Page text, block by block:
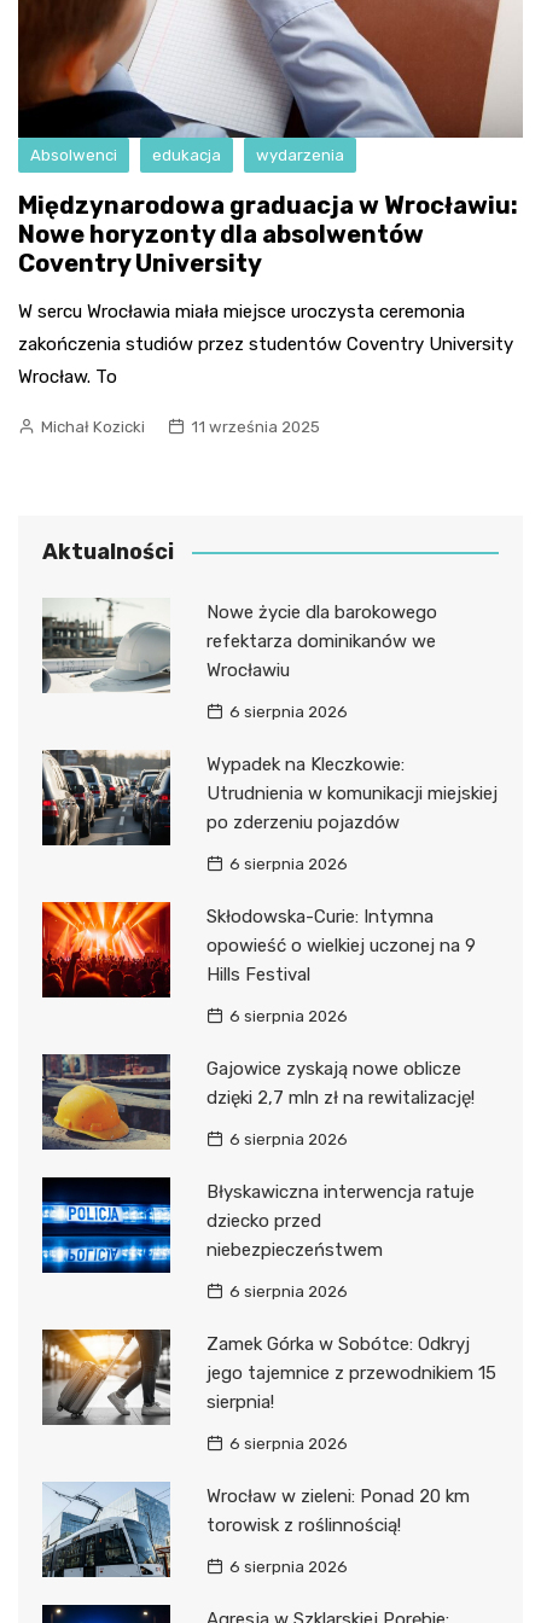
Absolwenci edukacja wydarzenia
Międzynarodowa graduacja w Wrocławiu:
Nowe horyzonty dla absolwentów
Coventry University
W sercu Wrocławia miała miejsce uroczysta ceremonia
zakończenia studiów przez studentów Coventry University
Wrocław. To
Michał Kozicki 11 września 2025
Aktualności
Nowe życie dla barokowego
refektarza dominikanów we
Wrocławiu
6 sierpnia 2026
Wypadek na Kleczkowie:
Utrudnienia w komunikacji miejskiej
po zderzeniu pojazdów
6 sierpnia 2026
Skłodowska-Curie: Intymna
opowieść o wielkiej uczonej na 9
Hills Festival
6 sierpnia 2026
Gajowice zyskają nowe oblicze
dzięki 2,7 mln zł na rewitalizację!
6 sierpnia 2026
Błyskawiczna interwencja ratuje
dziecko przed
niebezpieczeństwem
6 sierpnia 2026
Zamek Górka w Sobótce: Odkryj
jego tajemnice z przewodnikiem 15
sierpnia!
6 sierpnia 2026
Wrocław w zieleni: Ponad 20 km
torowisk z roślinnością!
6 sierpnia 2026